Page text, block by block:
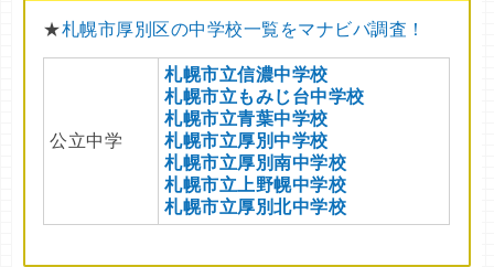
★札幌市厚別区の中学校一覧をマナビバ調査！
公立中学
札幌市立信濃中学校
札幌市立もみじ台中学校
札幌市立青葉中学校
札幌市立厚別中学校
札幌市立厚別南中学校
札幌市立上野幌中学校
札幌市立厚別北中学校